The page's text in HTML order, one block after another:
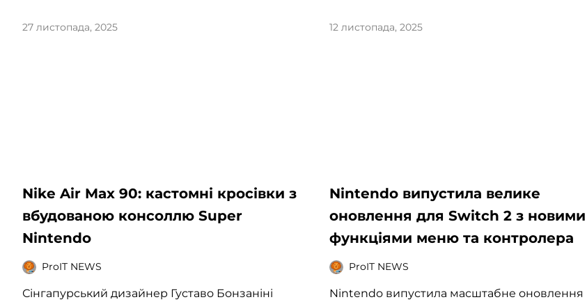
27 листопада, 2025
Nike Air Max 90: кастомні кросівки з
вбудованою консоллю Super
Nintendo
ProIT NEWS
Сінгапурський дизайнер Густаво Бонзаніні
12 листопада, 2025
Nintendo випустила велике
оновлення для Switch 2 з новими
функціями меню та контролера
ProIT NEWS
Nintendo випустила масштабне оновлення